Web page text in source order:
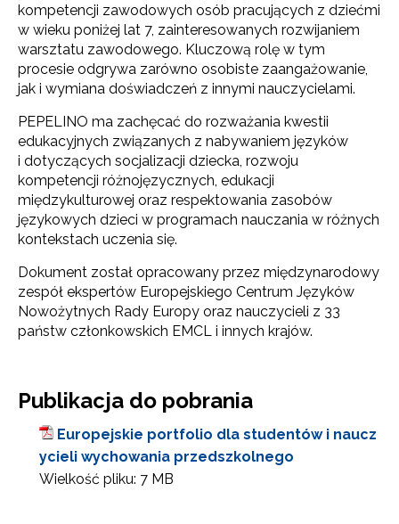
kompetencji zawodowych osób pracujących z dziećmi
w wieku poniżej lat 7, zainteresowanych rozwijaniem
warsztatu zawodowego. Kluczową rolę w tym
procesie odgrywa zarówno osobiste zaangażowanie,
jak i wymiana doświadczeń z innymi nauczycielami.
PEPELINO ma zachęcać do rozważania kwestii
edukacyjnych związanych z nabywaniem języków
i dotyczących socjalizacji dziecka, rozwoju
kompetencji różnojęzycznych, edukacji
międzykulturowej oraz respektowania zasobów
językowych dzieci w programach nauczania w różnych
kontekstach uczenia się.
Dokument został opracowany przez międzynarodowy
zespół ekspertów Europejskiego Centrum Języków
Nowożytnych Rady Europy oraz nauczycieli z 33
państw członkowskich EMCL i innych krajów.
Publikacja do pobrania
Europejskie portfolio dla studentów i naucz
ycieli wychowania przedszkolnego
Wielkość pliku: 7 MB